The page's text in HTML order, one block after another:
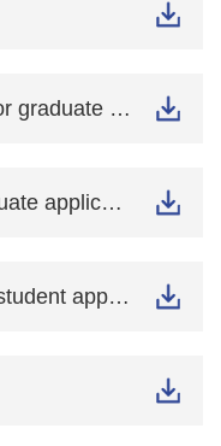
Letter of Recommendation (for graduate application)
Personal Statement (for graduate application)
短期留学申请表International student application for short-term studies